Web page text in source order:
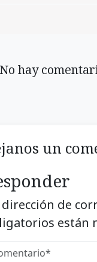
No hay
un
de
están